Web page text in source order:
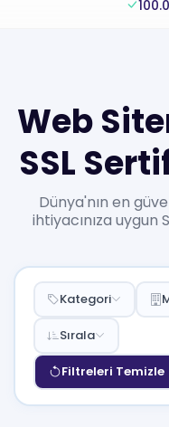
Web
SSL
Dünya'nın en
ihtiyacınıza uygun
Kategori
Sırala
Filtreleri Temizle